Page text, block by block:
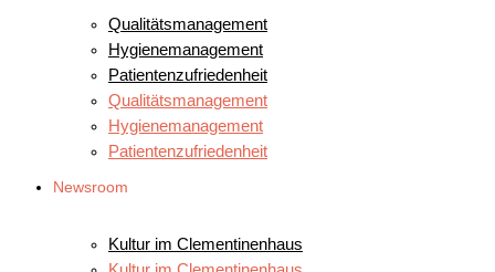
Qualitätsmanagement
Hygienemanagement
Patientenzufriedenheit
Qualitätsmanagement
Hygienemanagement
Patientenzufriedenheit
Newsroom
Kultur im Clementinenhaus